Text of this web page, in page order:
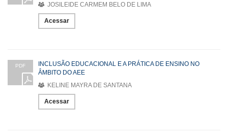
JOSILEIDE CARMEM BELO DE LIMA
Acessar
PDF
INCLUSÃO EDUCACIONAL E A PRÁTICA DE ENSINO NO
ÂMBITO DO AEE
KELINE MAYRA DE SANTANA
Acessar